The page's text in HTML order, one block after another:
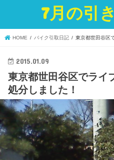
7月の引
HOME バイク引取日記 東京都世田谷区
2015.01.09
東京都世田谷区でライ
処分しました！